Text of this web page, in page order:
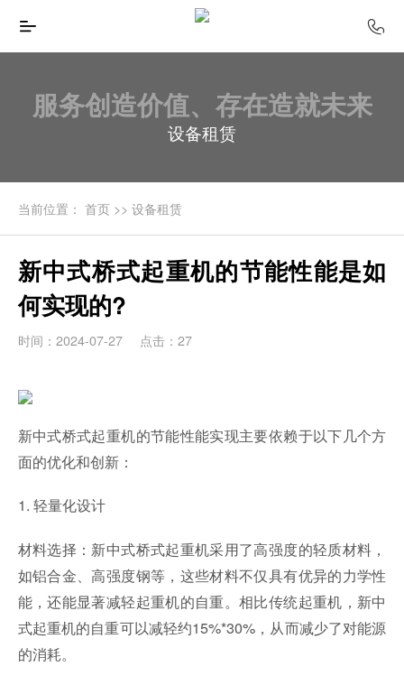
服务创造价值、存在造就未来
设备租赁
当前位置： 首页>> 设备租赁
新中式桥式起重机的节能性能是如
何实现的?
时间：2024-07-27 点击：27
新中式桥式起重机的节能性能实现主要依赖于以下几个方
面的优化和创新：
1. 轻量化设计
材料选择：新中式桥式起重机采用了高强度的轻质材料，
如铝合金、高强度钢等，这些材料不仅具有优异的力学性
能，还能显著减轻起重机的自重。相比传统起重机，新中
式起重机的自重可以减轻约15%*30%，从而减少了对能源
的消耗。